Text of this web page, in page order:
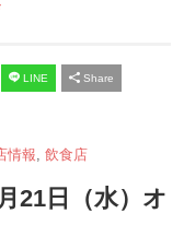
LINE Share
情報 飲食店
21日（水）オ